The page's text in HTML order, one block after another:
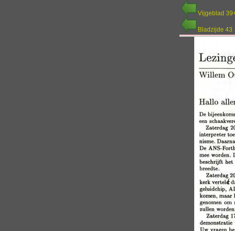
Vijgeblad
Bladzijde 43